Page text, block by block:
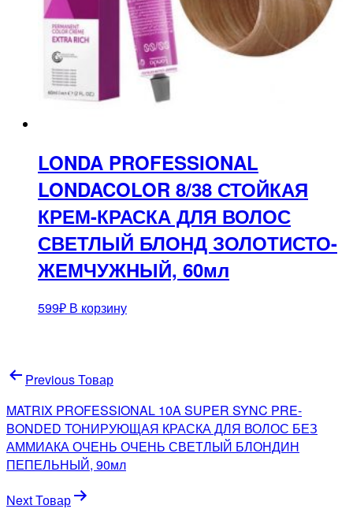
LONDA PROFESSIONAL
LONDACOLOR 8/38 СТОЙКАЯ
КРЕМ-КРАСКА ДЛЯ ВОЛОС
СВЕТЛЫЙ БЛОНД ЗОЛОТИСТО-
ЖЕМЧУЖНЫЙ, 60мл
599₽ В корзину
Навигация
по
записям
Previous Товар
MATRIX PROFESSIONAL 10A SUPER SYNC PRE-
BONDED ТОНИРУЮЩАЯ КРАСКА ДЛЯ ВОЛОС БЕЗ
АММИАКА ОЧЕНЬ ОЧЕНЬ СВЕТЛЫЙ БЛОНДИН
ПЕПЕЛЬНЫЙ, 90мл
Next Товар